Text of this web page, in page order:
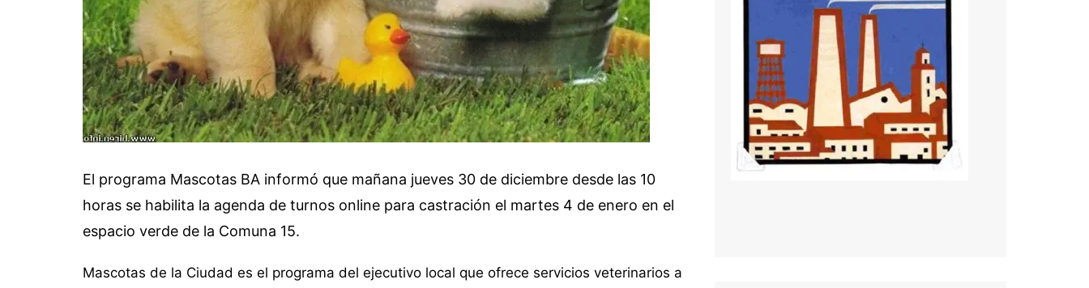
El programa Mascotas BA informó que mañana jueves 30 de diciembre desde las 10
horas se habilita la agenda de turnos online para castración el martes 4 de enero en el
espacio verde de la Comuna 15.
Mascotas de la Ciudad es el programa del ejecutivo local que ofrece servicios veterinarios a